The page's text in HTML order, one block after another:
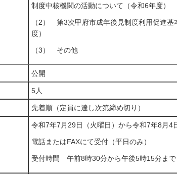
制度中核機関の活動について（令和6年度）
（2） 第3次甲府市成年後見制度利用促進
度）
（3） その他
公開
5人
先着順（定員に達し次第締め切り）
令和7年7月29日（火曜日）から令和7年8月4
電話またはFAXにて受付（平日のみ）
受付時間 午前8時30分から午後5時15分まで